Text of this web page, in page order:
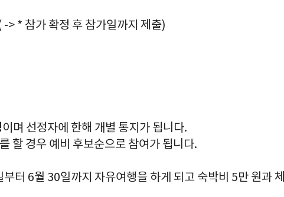
> * 참가 확정 후 참가일까지 제출)
며 선정자에 한해 개별 통지가 됩니다.
할 경우 예비 후보순으로 참여가 됩니다.
터 6월 30일까지 자유여행을 하게 되고 숙박비 5만 원과